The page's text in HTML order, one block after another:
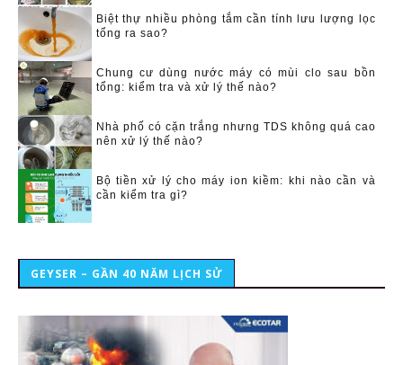
Biệt thự nhiều phòng tắm cần tính lưu lượng lọc
tổng ra sao?
Chung cư dùng nước máy có mùi clo sau bồn
tổng: kiểm tra và xử lý thế nào?
Nhà phố có cặn trắng nhưng TDS không quá cao
nên xử lý thế nào?
Bộ tiền xử lý cho máy ion kiềm: khi nào cần và
cần kiểm tra gì?
GEYSER – GẦN 40 NĂM LỊCH SỬ